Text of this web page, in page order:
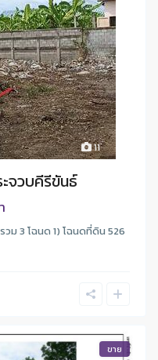
11
จวบคีรีขันธ์
ม 3 โฉนด 1) โฉนดที่ดิน 526
ขาย